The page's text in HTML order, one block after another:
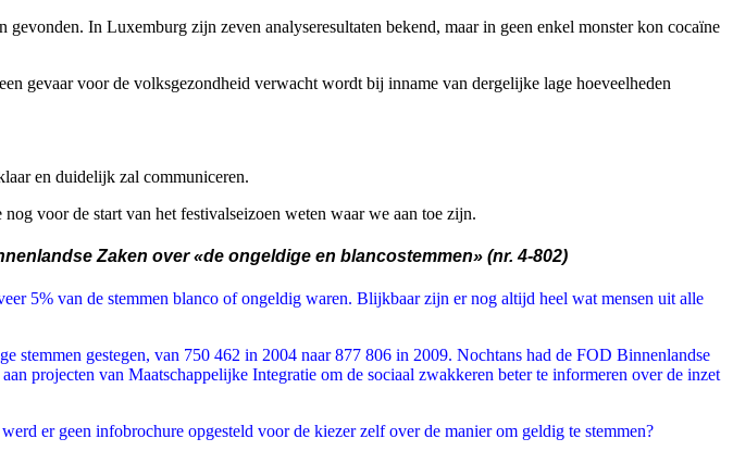
In Luxemburg zijn zeven analyseresultaten bekend, maar in geen enkel monster kon cocaïne
gevaar voor de volksgezondheid verwacht wordt bij inname van dergelijke lage hoeveelheden
en duidelijk zal communiceren.
voor de start van het festivalseizoen weten waar we aan toe zijn.
Zaken over «de ongeldige en blancostemmen» (nr. 4-802)
5% van de stemmen blanco of ongeldig waren. Blijkbaar zijn er nog altijd heel wat mensen uit alle
stemmen gestegen, van 750 462 in 2004 naar 877 806 in 2009. Nochtans had de FOD Binnenlandse
projecten van Maatschappelijke Integratie om de sociaal zwakkeren beter te informeren over de inzet
er geen infobrochure opgesteld voor de kiezer zelf over de manier om geldig te stemmen?